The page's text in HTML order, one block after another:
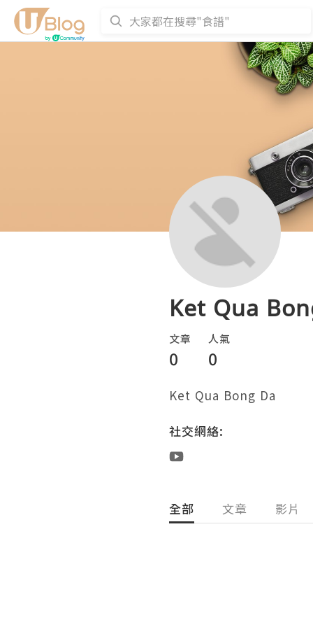
Ket Qua
文章
0
人氣
0
Ket Qua Bong Da
社交網絡:
全部 文章 影片